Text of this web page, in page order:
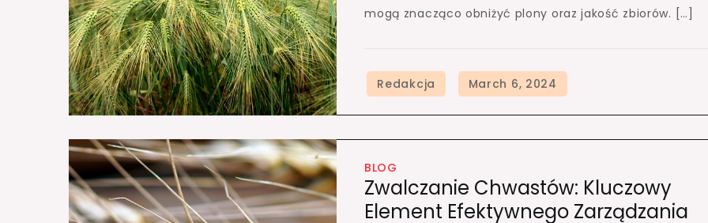
mogą znacząco obniżyć plony oraz jakość zbiorów. […]
BLOG
Zwalczanie Chwastów: Kluczowy
Element Efektywnego Zarządzania